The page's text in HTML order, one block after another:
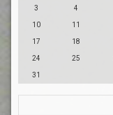
3 4
10 11
17 18
24 25
31